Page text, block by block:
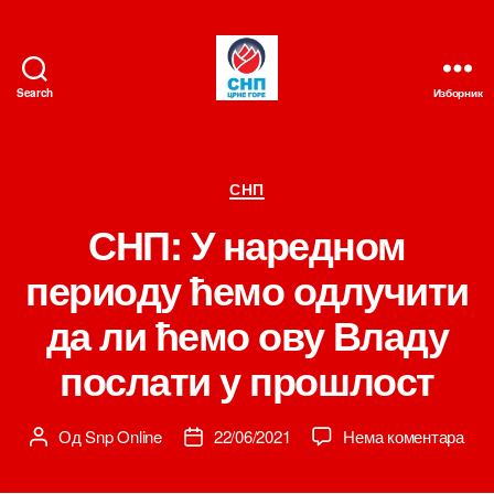
Search Изборник
Категорије
СНП
СНП: У наредном
периоду ћемо одлучити
да ли ћемо ову Владу
послати у прошлост
Аутор
ОдSnp Online
Датум22/06/2021 Нема коментарана